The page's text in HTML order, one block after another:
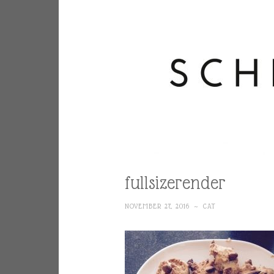
fullsizerender
NOVEMBER 27, 2016 ~ CAT